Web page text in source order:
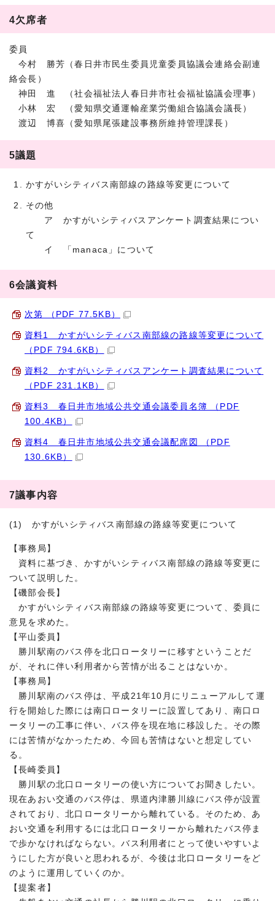
4欠席者
委員
今村 勝芳（春日井市民生委員児童委員協議会連絡会副連
絡会長）
神田 進 （社会福祉法人春日井市社会福祉協議会理事）
小林 宏 （愛知県交通運輸産業労働組合協議会議長）
渡辺 博喜（愛知県尾張建設事務所維持管理課長）
5議題
かすがいシティバス南部線の路線等変更について
その他
ア かすがいシティバスアンケート調査結果につい
て
イ 「manaca」について
6会議資料
次第 （PDF 77.5KB）
資料1 かすがいシティバス南部線の路線等変更について
（PDF 794.6KB）
資料2 かすがいシティバスアンケート調査結果について
（PDF 231.1KB）
資料3 春日井市地域公共交通会議委員名簿 （PDF
100.4KB）
資料4 春日井市地域公共交通会議配席図 （PDF
130.6KB）
7議事内容
(1) かすがいシティバス南部線の路線等変更について
【事務局】
資料に基づき、かすがいシティバス南部線の路線等変更に
ついて説明した。
【磯部会長】
かすがいシティバス南部線の路線等変更について、委員に
意見を求めた。
【平山委員】
勝川駅南のバス停を北口ロータリーに移すということだ
が、それに伴い利用者から苦情が出ることはないか。
【事務局】
勝川駅南のバス停は、平成21年10月にリニューアルして運
行を開始した際には南口ロータリーに設置してあり、南口ロ
ータリーの工事に伴い、バス停を現在地に移設した。その際
には苦情がなかったため、今回も苦情はないと想定してい
る。
【長崎委員】
勝川駅の北口ロータリーの使い方についてお聞きしたい。
現在あおい交通のバス停は、県道内津勝川線にバス停が設置
されており、北口ロータリーから離れている。そのため、あ
おい交通を利用するには北口ロータリーから離れたバス停ま
で歩かなければならない。バス利用者にとって使いやすいよ
うにした方が良いと思われるが、今後は北口ロータリーをど
のように運用していくのか。
【提案者】